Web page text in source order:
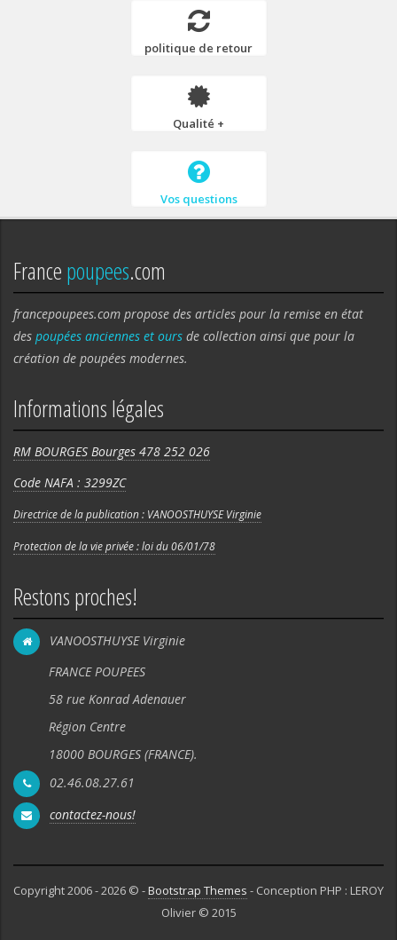
politique de retour
Qualité +
Vos questions
Francepoupees.com
francepoupees.com propose des articles pour la remise en état
des poupées anciennes et ours de collection ainsi que pour la
création de poupées modernes.
Informations légales
RM BOURGES Bourges 478 252 026
Code NAFA : 3299ZC
Directrice de la publication : VANOOSTHUYSE Virginie
Protection de la vie privée : loi du 06/01/78
Restons proches!
VANOOSTHUYSE Virginie
FRANCE POUPEES
58 rue Konrad Adenauer
Région Centre
18000 BOURGES (FRANCE).
02.46.08.27.61
contactez-nous!
Copyright 2006 - 2026 © -Bootstrap Themes - Conception PHP : LEROY
Olivier © 2015